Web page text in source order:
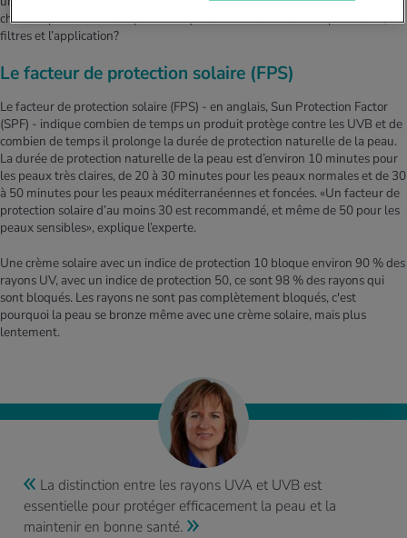
choses à prendre en compte en ce qui concerne le facteur de protection, les
filtres et l’application?
Le facteur de protection solaire (FPS)
Le facteur de protection solaire (FPS) - en anglais, Sun Protection Factor
(SPF) - indique combien de temps un produit protège contre les UVB et de
combien de temps il prolonge la durée de protection naturelle de la peau.
La durée de protection naturelle de la peau est d’environ 10 minutes pour
les peaux très claires, de 20 à 30 minutes pour les peaux normales et de 30
à 50 minutes pour les peaux méditerranéennes et foncées. «Un facteur de
protection solaire d’au moins 30 est recommandé, et même de 50 pour les
peaux sensibles», explique l’experte.
Une crème solaire avec un indice de protection 10 bloque environ 90 % des
rayons UV, avec un indice de protection 50, ce sont 98 % des rayons qui
sont bloqués. Les rayons ne sont pas complètement bloqués, c'est
pourquoi la peau se bronze même avec une crème solaire, mais plus
lentement.
La distinction entre les rayons UVA et UVB est
essentielle pour protéger efficacement la peau et la
maintenir en bonne santé.